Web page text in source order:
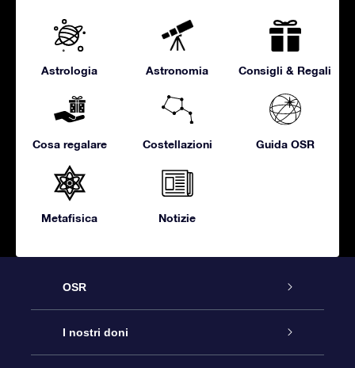
Astrologia Astronomia Consigli & Regali
Cosa regalare Costellazioni Guida OSR
Metafisica Notizie
OSR
Assistenza
I nostri doni